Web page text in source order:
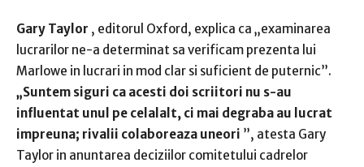
Gary Taylor , editorul Oxford, explica ca „examinarea
lucrarilor ne-a determinat sa verificam prezenta lui
Marlowe in lucrari in mod clar si suficient de puternic”.
„Suntem siguri ca acesti doi scriitori nu s-au
influentat unul pe celalalt, ci mai degraba au lucrat
impreuna; rivalii colaboreaza uneori ”, atesta Gary
Taylor in anuntarea deciziilor comitetului cadrelor